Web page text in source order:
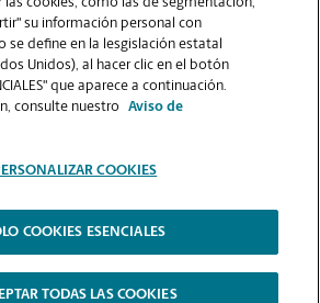
PÁGINA DE LA TIENDA
| Términos de Uso del Sitio Web |
su información personal con
se define en la lesgislación estatal
Unidos), al hacer clic en el botón
que aparece a continuación.
consulte nuestro
Aviso de
COOKIES
COOKIES ESENCIALES
TODAS LAS COOKIES